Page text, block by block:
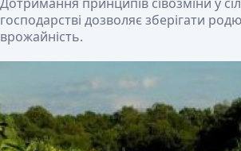
господарстві дозволяє зберігати
врожайність.